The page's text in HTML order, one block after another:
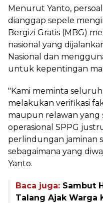
‎Menurut Yanto,
dianggap sepele
Bergizi Gratis (MBG)
nasional yang
Nasional dan
untuk kepentingan
‎"Kami meminta
melakukan verifikasi
maupun relawan yang
operasional SPPG
perlindungan jaminan
sebagaimana yang
Yanto.
Baca juga: Sambut
Talang Ajak Warga